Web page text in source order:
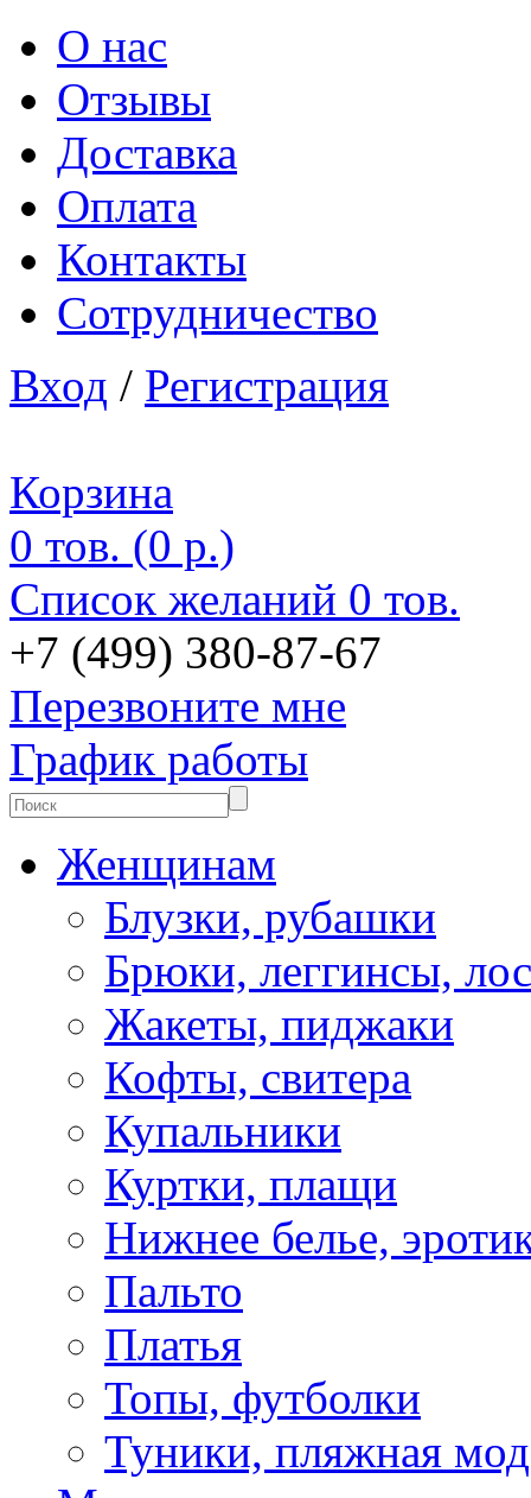
О нас
Отзывы
Доставка
Оплата
Контакты
Сотрудничество
Вход / Регистрация
Корзина
0 тов. (0 р.)
Список желаний 0 тов.
+7 (499) 380-87-67
Перезвоните мне
График работы
Женщинам
Блузки, рубашки
Брюки, леггинсы,
Жакеты, пиджаки
Кофты, свитера
Купальники
Куртки, плащи
Нижнее белье,
Пальто
Платья
Топы, футболки
Туники, пляжная